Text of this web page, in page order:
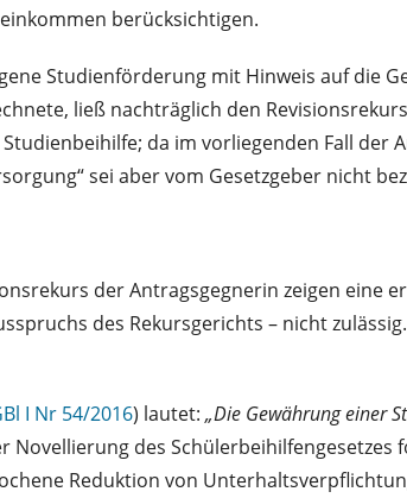
berücksichtigen.
Studienförderung mit Hinweis auf die
ließ nachträglich den
da im vorliegenden Fall der
sei aber vom Gesetzgeber nicht
der Antragsgegnerin zeigen eine
des Rekursgerichts – nicht
I Nr 54/2016) lautet: „Die Gewährung einer
Novellierung des
Reduktion von